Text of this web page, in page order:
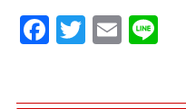
Facebook
Twitter